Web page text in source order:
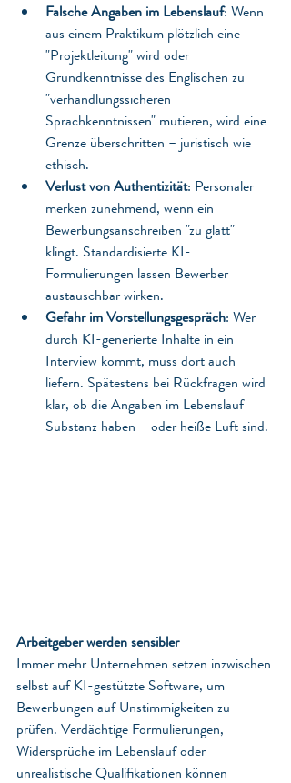
Falsche Angaben im Lebenslauf: Wenn
aus einem Praktikum plötzlich eine
"Projektleitung" wird oder
Grundkenntnisse des Englischen zu
"verhandlungssicheren
Sprachkenntnissen" mutieren, wird eine
Grenze überschritten – juristisch wie
ethisch.
Verlust von Authentizität: Personaler
merken zunehmend, wenn ein
Bewerbungsanschreiben "zu glatt"
klingt. Standardisierte KI-
Formulierungen lassen Bewerber
austauschbar wirken.
Gefahr im Vorstellungsgespräch: Wer
durch KI-generierte Inhalte in ein
Interview kommt, muss dort auch
liefern. Spätestens bei Rückfragen wird
klar, ob die Angaben im Lebenslauf
Substanz haben – oder heiße Luft sind.
Arbeitgeber werden sensibler
Immer mehr Unternehmen setzen inzwischen
selbst auf KI-gestützte Software, um
Bewerbungen auf Unstimmigkeiten zu
prüfen. Verdächtige Formulierungen,
Widersprüche im Lebenslauf oder
unrealistische Qualifikationen können